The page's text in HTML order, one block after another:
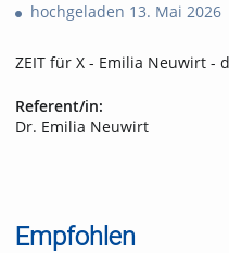
hochgeladen 13. Mai 2026
ZEIT für X - Emilia Neuwirt -
Referent/in:
Dr. Emilia Neuwirt
Empfohlen